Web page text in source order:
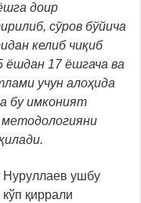
доир
сўров бўйича
келиб чиқиб
ёшдан 17 ёшгача ва
учун алоҳида
бу имконият
методологияни
Нуруллаев ушбу
қиррали